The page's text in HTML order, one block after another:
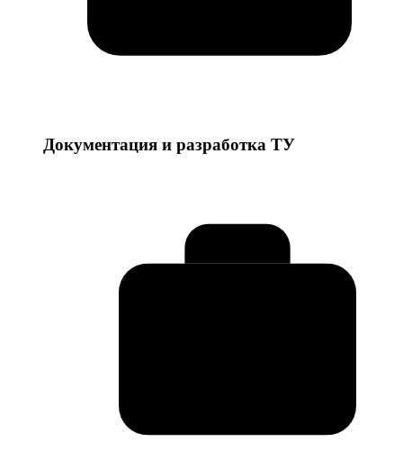
Документация и разработка ТУ